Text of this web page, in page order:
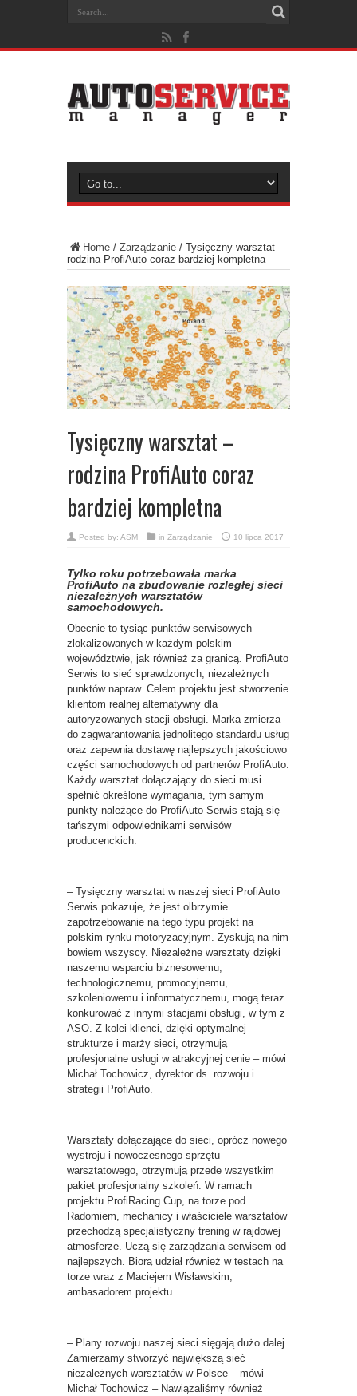
Home / Zarządzanie / Tysięczny warsztat –
rodzina ProfiAuto coraz bardziej kompletna
Tysięczny warsztat –
rodzina ProfiAuto coraz
bardziej kompletna
Posted by: ASM in Zarządzanie 10 lipca 2017
Tylko roku potrzebowała marka
ProfiAuto na zbudowanie rozległej sieci
niezależnych warsztatów
samochodowych.
Obecnie to tysiąc punktów serwisowych
zlokalizowanych w każdym polskim
województwie, jak również za granicą. ProfiAuto
Serwis to sieć sprawdzonych, niezależnych
punktów napraw. Celem projektu jest stworzenie
klientom realnej alternatywny dla
autoryzowanych stacji obsługi. Marka zmierza
do zagwarantowania jednolitego standardu usług
oraz zapewnia dostawę najlepszych jakościowo
części samochodowych od partnerów ProfiAuto.
Każdy warsztat dołączający do sieci musi
spełnić określone wymagania, tym samym
punkty należące do ProfiAuto Serwis stają się
tańszymi odpowiednikami serwisów
producenckich.
– Tysięczny warsztat w naszej sieci ProfiAuto
Serwis pokazuje, że jest olbrzymie
zapotrzebowanie na tego typu projekt na
polskim rynku motoryzacyjnym. Zyskują na nim
bowiem wszyscy. Niezależne warsztaty dzięki
naszemu wsparciu biznesowemu,
technologicznemu, promocyjnemu,
szkoleniowemu i informatycznemu, mogą teraz
konkurować z innymi stacjami obsługi, w tym z
ASO. Z kolei klienci, dzięki optymalnej
strukturze i marży sieci, otrzymują
profesjonalne usługi w atrakcyjnej cenie – mówi
Michał Tochowicz, dyrektor ds. rozwoju i
strategii ProfiAuto.
Warsztaty dołączające do sieci, oprócz nowego
wystroju i nowoczesnego sprzętu
warsztatowego, otrzymują przede wszystkim
pakiet profesjonalny szkoleń. W ramach
projektu ProfiRacing Cup, na torze pod
Radomiem, mechanicy i właściciele warsztatów
przechodzą specjalistyczny trening w rajdowej
atmosferze. Uczą się zarządzania serwisem od
najlepszych. Biorą udział również w testach na
torze wraz z Maciejem Wisławskim,
ambasadorem projektu.
– Plany rozwoju naszej sieci sięgają dużo dalej.
Zamierzamy stworzyć największą sieć
niezależnych warsztatów w Polsce – mówi
Michał Tochowicz – Nawiązaliśmy również